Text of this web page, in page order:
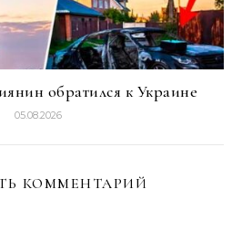
обратился к Украине
05.08.2026
КОММЕНТАРИЙ